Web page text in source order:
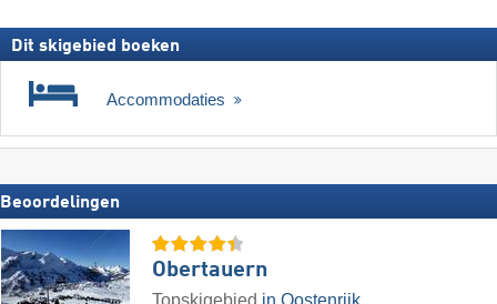
Dit skigebied boeken
Accommodaties
Beoordelingen
Obertauern
Topskigebied in Oostenrijk